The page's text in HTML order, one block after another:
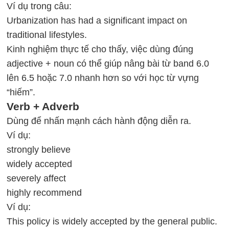
Ví dụ trong câu:
Urbanization has had a significant impact on
traditional lifestyles.
Kinh nghiệm thực tế cho thấy, việc dùng đúng
adjective + noun có thể giúp nâng bài từ band 6.0
lên 6.5 hoặc 7.0 nhanh hơn so với học từ vựng
“hiếm”.
Verb + Adverb
Dùng để nhấn mạnh cách hành động diễn ra.
Ví dụ:
strongly believe
widely accepted
severely affect
highly recommend
Ví dụ:
This policy is widely accepted by the general public.